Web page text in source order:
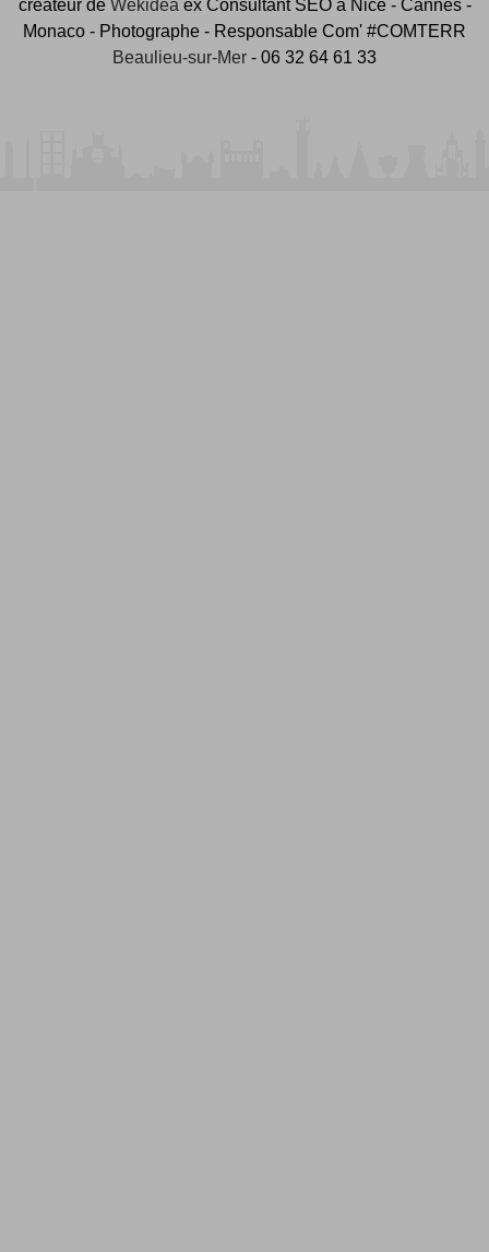
créateur de Wekidea ex Consultant SEO à Nice - Cannes -
Monaco - Photographe - Responsable Com' #COMTERR
Beaulieu-sur-Mer - 06 32 64 61 33